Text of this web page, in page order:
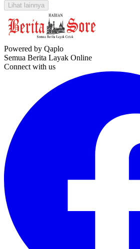
Lihat lainnya
Powered by Qaplo
Semua Berita Layak Online
Connect with us